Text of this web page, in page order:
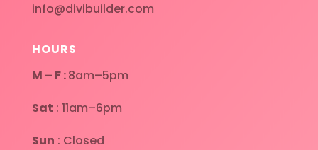
info@divibuilder.com
HOURS
M – F :8am–5pm
Sat : 11am–6pm
Sun : Closed